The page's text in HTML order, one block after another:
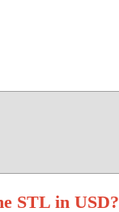
STL in USD?